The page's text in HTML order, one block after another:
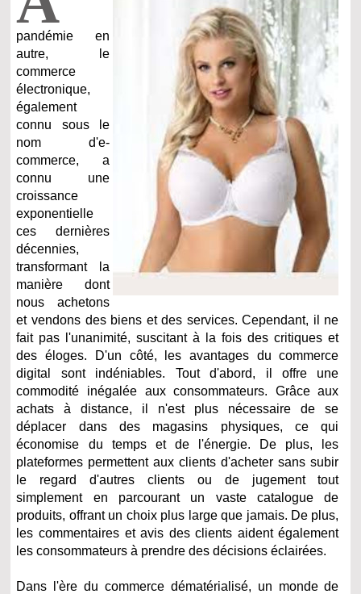
pandémie en
autre, le
commerce
électronique,
également
connu sous le
nom d'e-
commerce, a
connu une
croissance
exponentielle
ces dernières
décennies,
transformant la
manière dont
nous achetons
et vendons des biens et des services. Cependant, il ne
fait pas l'unanimité, suscitant à la fois des critiques et
des éloges. D'un côté, les avantages du commerce
digital sont indéniables. Tout d'abord, il offre une
commodité inégalée aux consommateurs. Grâce aux
achats à distance, il n'est plus nécessaire de se
déplacer dans des magasins physiques, ce qui
économise du temps et de l'énergie. De plus, les
plateformes permettent aux clients d'acheter sans subir
le regard d'autres clients ou de jugement tout
simplement en parcourant un vaste catalogue de
produits, offrant un choix plus large que jamais. De plus,
les commentaires et avis des clients aident également
les consommateurs à prendre des décisions éclairées.
Dans l'ère du commerce dématérialisé, un monde de